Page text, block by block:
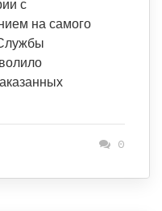
с
на самого
0